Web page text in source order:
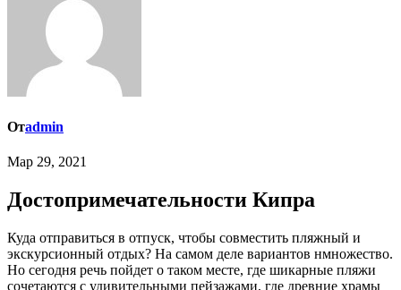
Отadmin
Мар 29, 2021
Достопримечательности Кипра
Куда отправиться в отпуск, чтобы совместить пляжный и
экскурсионный отдых? На самом деле вариантов нмножество.
Но сегодня речь пойдет о таком месте, где шикарные пляжи
сочетаются с удивительными пейзажами, где древние храмы